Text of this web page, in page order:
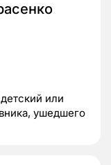
или
ушедшего